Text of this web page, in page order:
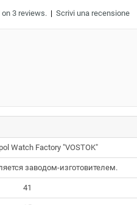
on 3 reviews.| Scrivi una recensione
Watch Factory "VOSTOK"
заводом-изготовителем.
41